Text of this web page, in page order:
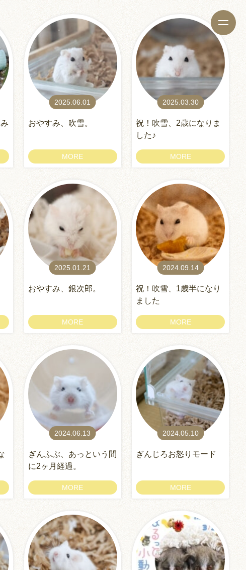
2025.06.01
おやすみ、吹雪。
MORE
2025.03.30
祝！吹雪、2歳になりま
した♪
MORE
2025.01.21
おやすみ、銀次郎。
MORE
2024.09.14
祝！吹雪、1歳半になり
ました
MORE
2024.06.13
ぎんふぶ、あっという間
に2ヶ月経過。
MORE
2024.05.10
ぎんじろお怒りモード
MORE